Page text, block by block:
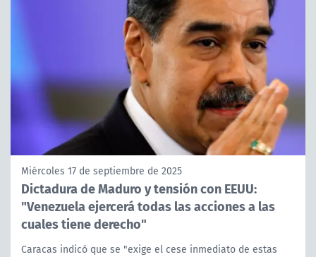
Miércoles 17 de septiembre de 2025
Dictadura de Maduro y tensión con EEUU:
"Venezuela ejercerá todas las acciones a las
cuales tiene derecho"
Caracas indicó que se "exige el cese inmediato de estas